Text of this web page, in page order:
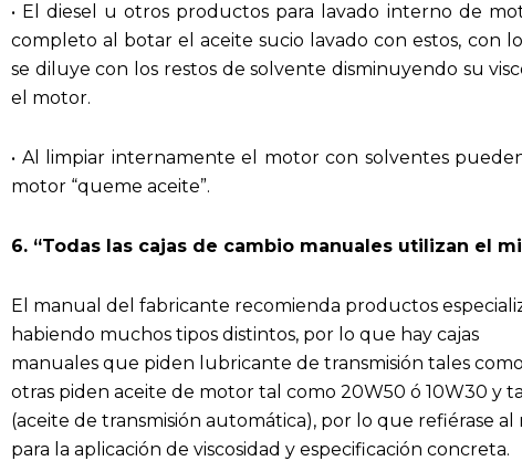
• El diesel u otros productos para lavado interno de
completo al botar el aceite sucio lavado con estos, con
se diluye con los restos de solvente disminuyendo su
el motor.
• Al limpiar internamente el motor con solventes
motor “queme aceite”.
6. “Todas las cajas de cambio manuales utilizan el
El manual del fabricante recomienda productos
habiendo muchos tipos distintos, por lo que hay cajas
manuales que piden lubricante de transmisión tales
otras piden aceite de motor tal como 20W50 ó 10W30 y
(aceite de transmisión automática), por lo que refiérase
para la aplicación de viscosidad y especificación concreta.